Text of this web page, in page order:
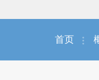
首页